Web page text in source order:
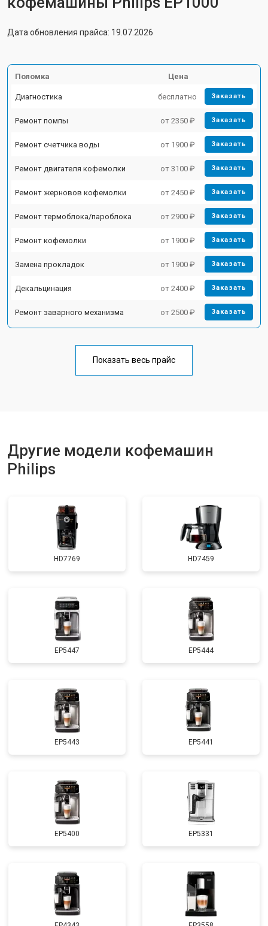
Дата обновления прайса: 19.07.2026
Поломка Цена
Диагностика бесплатно Заказать
Ремонт помпы от 2350 ₽ Заказать
Ремонт счетчика воды от 1900 ₽ Заказать
Ремонт двигателя кофемолки от 3100 ₽ Заказать
Ремонт жерновов кофемолки от 2450 ₽ Заказать
Ремонт термоблока/пароблока от 2900 ₽ Заказать
Ремонт кофемолки от 1900 ₽ Заказать
Замена прокладок от 1900 ₽ Заказать
Декальцинация от 2400 ₽ Заказать
Ремонт заварного механизма от 2500 ₽ Заказать
Показать весь прайс
Другие модели кофемашин
Philips
HD7769 HD7459
EP5447 EP5444
EP5443 EP5441
EP5400 EP5331